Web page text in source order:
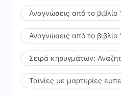
Παρόλο που
καμία καταγραφή της
σε σώσει και αυτή η
Αναγνώσεις από το
Αναγνώσεις από το
Σειρά κηρυγμάτων:
Ταινίες με μαρτυρίες